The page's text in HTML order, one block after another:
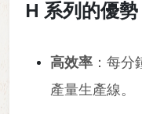
H 系列的優勢
高效率 ：每
產量生產線。